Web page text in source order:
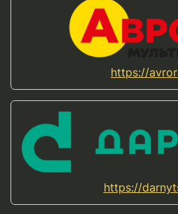
https://
https://